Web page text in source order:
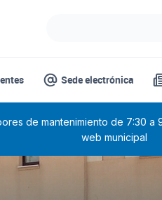
Sede electrónica
de mantenimiento de 7:30
web municipal